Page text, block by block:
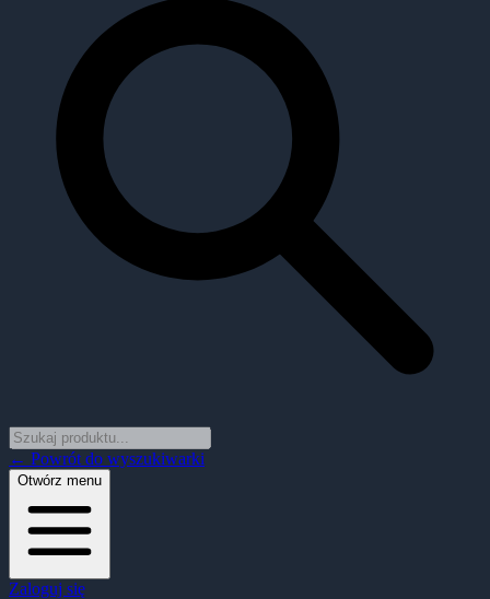
← Powrót do wyszukiwarki
Otwórz menu
Zaloguj się